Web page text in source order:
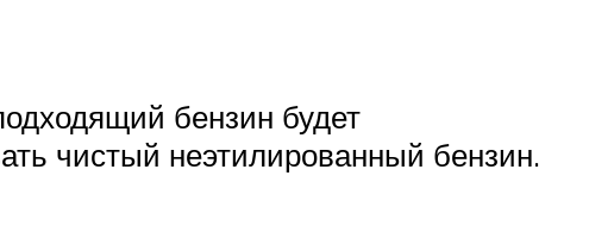
бензин будет
чистый неэтилированный бензин.